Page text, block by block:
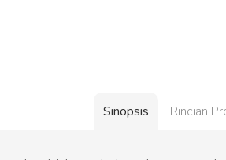
Sinopsis Rincian